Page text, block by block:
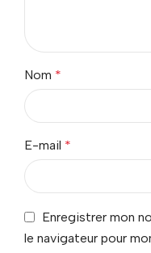
Nom *
E-mail *
Enregistrer mon
le navigateur pour